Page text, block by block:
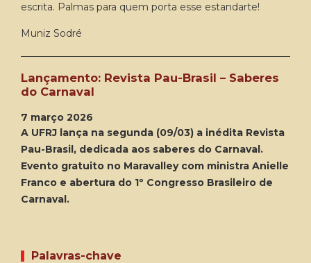
escrita. Palmas para quem porta esse estandarte!
Muniz Sodré
Lançamento: Revista Pau-Brasil – Saberes
do Carnaval
7 março 2026
A UFRJ lança na segunda (09/03) a inédita Revista
Pau-Brasil, dedicada aos saberes do Carnaval.
Evento gratuito no Maravalley com ministra Anielle
Franco e abertura do 1º Congresso Brasileiro de
Carnaval.
Palavras-chave